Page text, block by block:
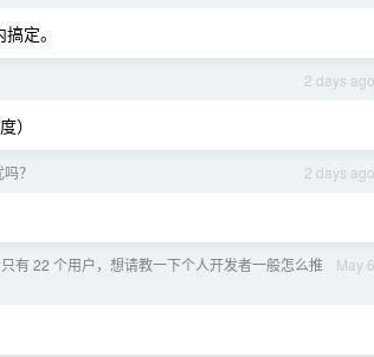
定。
2 days ago
）
2 days ago
？
May 6
有 22 个用户，想请教一下个人开发者一般怎么推